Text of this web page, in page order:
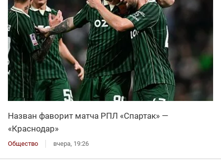
Назван фаворит матча РПЛ «Спартак» —
«Краснодар»
Общество вчера, 19:26